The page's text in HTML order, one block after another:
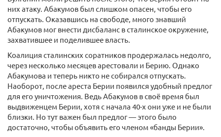
них атаку. Абакумов был слишком опасен, чтобы его
отпускать. Оказавшись на свободе, много знавший
Абакумов мог внести дисбаланс в сталинское окружение,
захватившее и поделившее власть.
Коалиция сталинских соратников продержалась недолго,
через несколько месяцев арестовали и Берию. Однако
Абакумова и теперь никто не собирался отпускать.
Наоборот, после ареста Берии появился удобный предлог
для его уничтожения. Ведь Абакумов в своё время был
выдвиженцем Берии, хотя с начала 40-х они уже и не были
близки. Но тут важен был предлог — этого было
достаточно, чтобы объявить его членом «банды Берии».